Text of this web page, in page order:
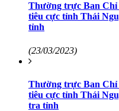
Thường trực Ban Chỉ
tiêu cực tỉnh Thái
tỉnh
(23/03/2023)
Thường trực Ban Chỉ
tiêu cực tỉnh Thái
tra tỉnh